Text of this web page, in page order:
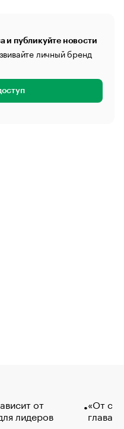
и публикуйте новости
личный бренд
от
лидеров
«От
глава